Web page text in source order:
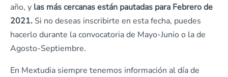
año, y las más cercanas están pautadas para Febrero de
2021. Si no deseas inscribirte en esta fecha, puedes
hacerlo durante la convocatoria de Mayo-Junio o la de
Agosto-Septiembre.
En Mextudia siempre tenemos información al día de